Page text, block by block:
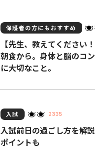
保護者の方にもおすすめ
【先生、教えてください
朝食から。身体と脳のコ
に大切なこと。
入試 2335
入試前日の過ごし方を解
ポイントも